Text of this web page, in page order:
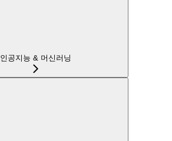
인공지능 & 머신러닝